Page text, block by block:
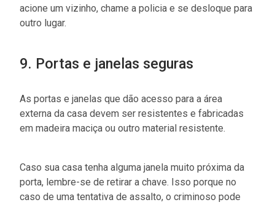
acione um vizinho, chame a policia e se desloque para
outro lugar.
9. Portas e janelas seguras
As portas e janelas que dão acesso para a área
externa da casa devem ser resistentes e fabricadas
em madeira maciça ou outro material resistente.
Caso sua casa tenha alguma janela muito próxima da
porta, lembre-se de retirar a chave. Isso porque no
caso de uma tentativa de assalto, o criminoso pode